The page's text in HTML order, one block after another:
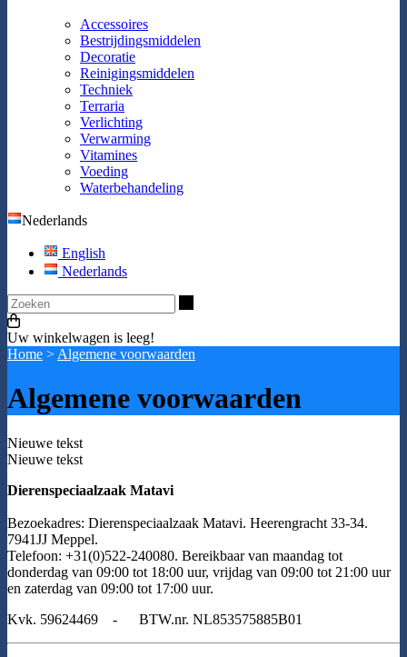
Accessoires
Bestrijdingsmiddelen
Decoratie
Reinigingsmiddelen
Techniek
Terraria
Verlichting
Verwarming
Vitamines
Voeding
Waterbehandeling
Nederlands
English
Nederlands
Uw winkelwagen is leeg!
Home > Algemene voorwaarden
Algemene voorwaarden
Nieuwe tekst
Nieuwe tekst
Dierenspeciaalzaak Matavi
Bezoekadres: Dierenspeciaalzaak Matavi. Heerengracht 33-34.
7941JJ Meppel.
Telefoon: +31(0)522-240080. Bereikbaar van maandag tot
donderdag van 09:00 tot 18:00 uur, vrijdag van 09:00 tot 21:00 uur
en zaterdag van 09:00 tot 17:00 uur.
Kvk. 59624469 - BTW.nr. NL853575885B01